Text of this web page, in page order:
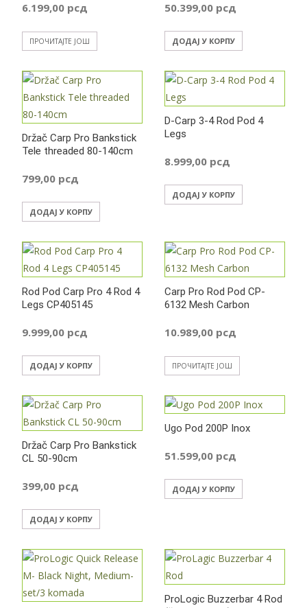
6.199,00 рсд
ПРОЧИТАЈТЕ ЈОШ
50.399,00 рсд
ДОДАЈ У КОРПУ
Držač Carp Pro Bankstick
Tele threaded 80-140cm
799,00 рсд
ДОДАЈ У КОРПУ
D-Carp 3-4 Rod Pod 4
Legs
8.999,00 рсд
ДОДАЈ У КОРПУ
Rod Pod Carp Pro 4 Rod 4
Legs CP405145
9.999,00 рсд
ДОДАЈ У КОРПУ
Carp Pro Rod Pod CP-
6132 Mesh Carbon
10.989,00 рсд
ПРОЧИТАЈТЕ ЈОШ
Držač Carp Pro Bankstick
CL 50-90cm
399,00 рсд
ДОДАЈ У КОРПУ
Ugo Pod 200P Inox
51.599,00 рсд
ДОДАЈ У КОРПУ
ProLogic Buzzerbar 4 Rod